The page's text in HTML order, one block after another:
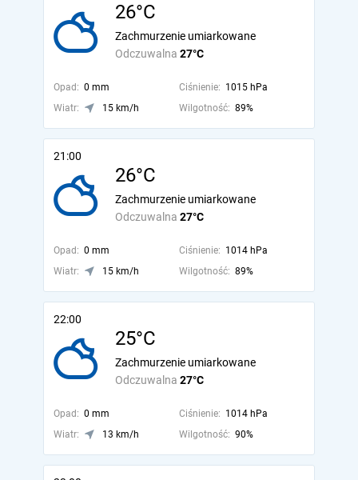
26°C
Odczuwalna 27°C
Zachmurzenie umiarkowane
Opad: 0 mm Ciśnienie: 1015 hPa
Wiatr:
15 km/h Wilgotność: 89%
21:00
26°C
Odczuwalna 27°C
Zachmurzenie umiarkowane
Opad: 0 mm Ciśnienie: 1014 hPa
Wiatr:
15 km/h Wilgotność: 89%
22:00
25°C
Odczuwalna 27°C
Zachmurzenie umiarkowane
Opad: 0 mm Ciśnienie: 1014 hPa
Wiatr:
13 km/h Wilgotność: 90%